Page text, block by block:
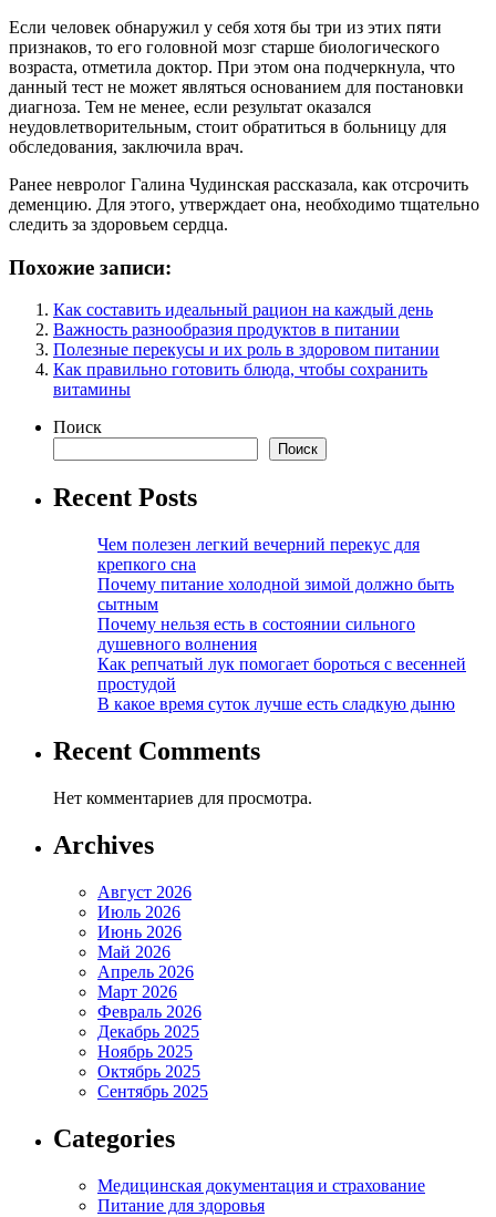
Если человек обнаружил у себя хотя бы три из этих пяти
признаков, то его головной мозг старше биологического
возраста, отметила доктор. При этом она подчеркнула, что
данный тест не может являться основанием для постановки
диагноза. Тем не менее, если результат оказался
неудовлетворительным, стоит обратиться в больницу для
обследования, заключила врач.
Ранее невролог Галина Чудинская рассказала, как отсрочить
деменцию. Для этого, утверждает она, необходимо тщательно
следить за здоровьем сердца.
Похожие записи:
Как составить идеальный рацион на каждый день
Важность разнообразия продуктов в питании
Полезные перекусы и их роль в здоровом питании
Как правильно готовить блюда, чтобы сохранить
витамины
Поиск
Поиск
Recent Posts
Чем полезен легкий вечерний перекус для
крепкого сна
Почему питание холодной зимой должно быть
сытным
Почему нельзя есть в состоянии сильного
душевного волнения
Как репчатый лук помогает бороться с весенней
простудой
В какое время суток лучше есть сладкую дыню
Recent Comments
Нет комментариев для просмотра.
Archives
Август 2026
Июль 2026
Июнь 2026
Май 2026
Апрель 2026
Март 2026
Февраль 2026
Декабрь 2025
Ноябрь 2025
Октябрь 2025
Сентябрь 2025
Categories
Медицинская документация и страхование
Питание для здоровья